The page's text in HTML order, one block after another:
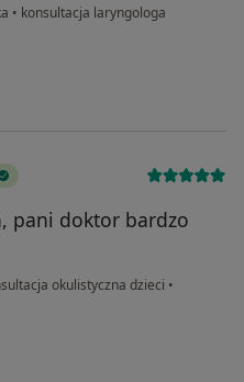
• konsultacja laryngologa
pani doktor bardzo
okulistyczna dzieci •